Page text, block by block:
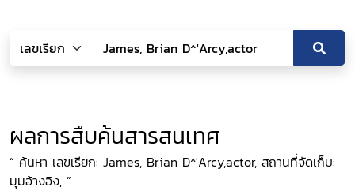
ผลการสืบค้นสารสนเทศ
“ ค้นหา เลขเรียก: James, Brian D^'Arcy,actor, สถานที่จัดเก็บ:
มุมอ้างอิง, ”